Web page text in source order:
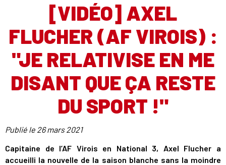
[VIDÉO] AXEL
FLUCHER (AF VIROIS) :
"JE RELATIVISE EN ME
DISANT QUE ÇA RESTE
DU SPORT !"
Publié le 26 mars 2021
Capitaine de l’AF Virois en National 3, Axel Flucher a
accueilli la nouvelle de la saison blanche sans la moindre